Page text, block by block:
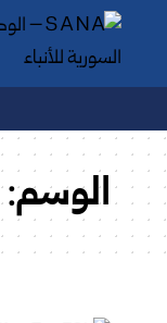
الوسم: